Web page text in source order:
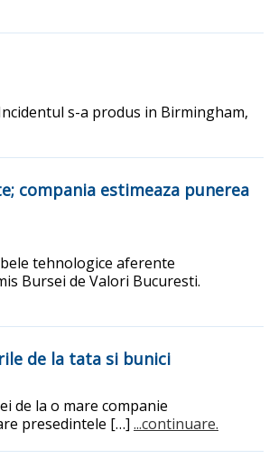
s-a produs in Birmingham,
compania estimeaza punerea
tehnologice aferente
Bursei de Valori Bucuresti.
de la tata si bunici
de la o mare companie
presedintele […] ...continuare.